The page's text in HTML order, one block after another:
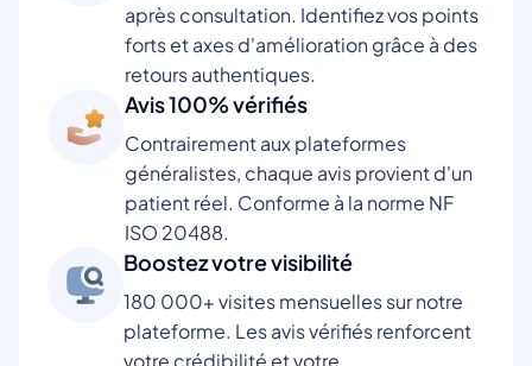
après consultation. Identifiez vos points
forts et axes d'amélioration grâce à des
retours authentiques.
Avis 100% vérifiés
Contrairement aux plateformes
généralistes, chaque avis provient d'un
patient réel. Conforme à la norme NF
ISO 20488.
Boostez votre visibilité
180 000+ visites mensuelles sur notre
plateforme. Les avis vérifiés renforcent